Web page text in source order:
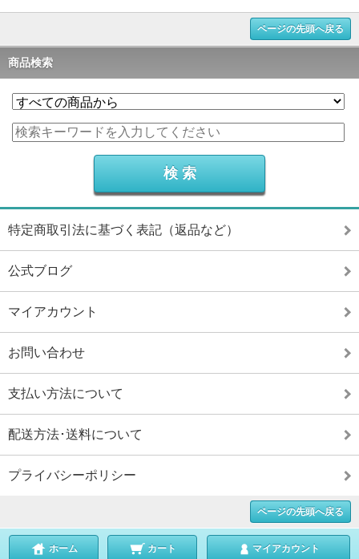
ページの先頭へ戻る
商品検索
特定商取引法に基づく表記（返品など）
公式ブログ
マイアカウント
お問い合わせ
支払い方法について
配送方法･送料について
プライバシーポリシー
ページの先頭へ戻る
ホーム カート マイアカウント